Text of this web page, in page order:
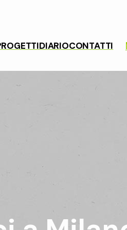
DIARIOCONTATTI